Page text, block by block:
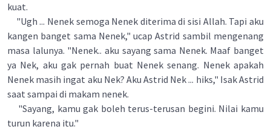
kuat.
"Ugh ... Nenek semoga Nenek diterima di sisi Allah. Tapi aku
kangen banget sama Nenek," ucap Astrid sambil mengenang
masa lalunya. "Nenek.. aku sayang sama Nenek. Maaf banget
ya Nek, aku gak pernah buat Nenek senang. Nenek apakah
Nenek masih ingat aku Nek? Aku Astrid Nek ... hiks," Isak Astrid
saat sampai di makam nenek.
"Sayang, kamu gak boleh terus-terusan begini. Nilai kamu
turun karena itu."